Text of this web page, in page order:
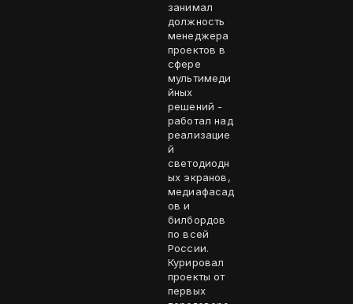
занимал
должность
менеджера
проектов в
сфере
мультимеди
йных
решений -
работал над
реализацие
й
светодиодн
ых экранов,
медиафасад
ов и
билбордов
по всей
России.
Курировал
проекты от
первых